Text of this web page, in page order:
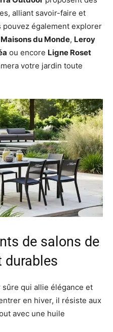
alliant savoir-faire et
également explorer
Maisons du Monde, Leroy
ou encore Ligne Roset
votre jardin toute
de salons de
durables
sûre qui allie élégance et
en hiver, il résiste aux
avec une huile